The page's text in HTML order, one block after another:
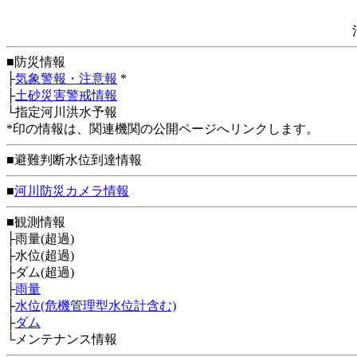
■防災情報
├気象警報・注意報 *
├土砂災害警戒情報
└指定河川洪水予報
*印の情報は、関連機関の公開ページへリンクします。
■避難判断水位到達情報
■河川防災カメラ情報
■観測情報
├雨量(超過)
├水位(超過)
├ダム(超過)
├雨量
├水位(危機管理型水位計含む)
├ダム
└メンテナンス情報